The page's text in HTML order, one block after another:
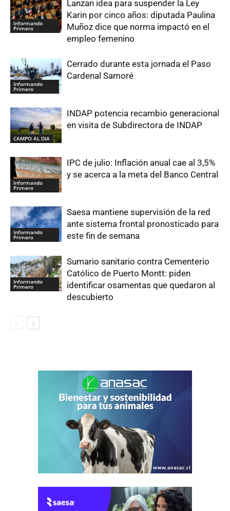
Informando
Primero
Lanzan idea para suspender la Ley
Karin por cinco años: diputada Paulina
Muñoz dice que norma impactó en el
empleo femenino
Informando
Primero
Cerrado durante esta jornada el Paso
Cardenal Samoré
CAMPO AL DIA
INDAP potencia recambio generacional
en visita de Subdirectora de INDAP
Informando
Primero
IPC de julio: Inflación anual cae al 3,5%
y se acerca a la meta del Banco Central
Informando
Primero
Saesa mantiene supervisión de la red
ante sistema frontal pronosticado para
este fin de semana
Informando
Primero
Sumario sanitario contra Cementerio
Católico de Puerto Montt: piden
identificar osamentas que quedaron al
descubierto